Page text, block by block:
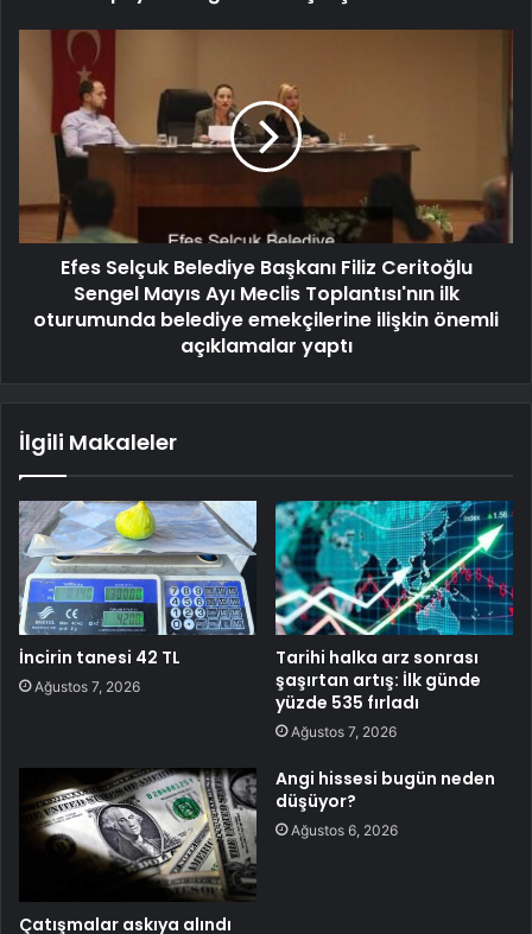
Efes Selçuk Belediye Başkanı Filiz Ceritoğlu
Sengel Mayıs Ayı Meclis Toplantısı'nın ilk
oturumunda belediye emekçilerine ilişkin önemli
açıklamalar yaptı
İlgili Makaleler
İncirin tanesi 42 TL
Ağustos 7, 2026
Tarihi halka arz sonrası
şaşırtan artış: İlk günde
yüzde 535 fırladı
Ağustos 7, 2026
Çatışmalar askıya alındı
Angi hissesi bugün neden
düşüyor?
Ağustos 6, 2026